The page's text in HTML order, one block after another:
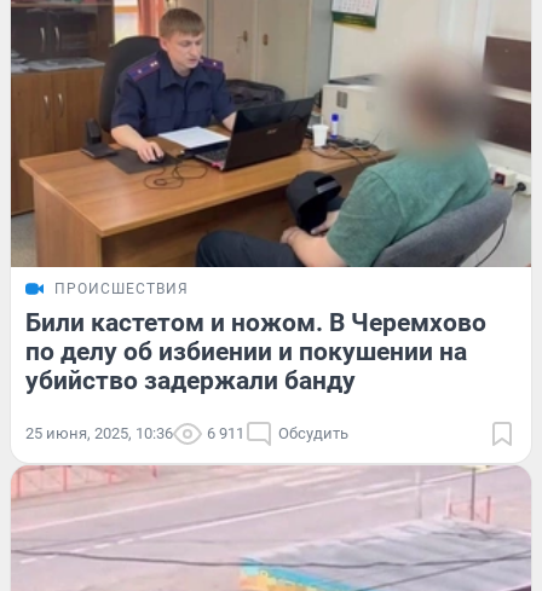
ПРОИСШЕСТВИЯ
Били кастетом и ножом. В Черемхово
по делу об избиении и покушении на
убийство задержали банду
25 июня, 2025, 10:36 6 911 Обсудить